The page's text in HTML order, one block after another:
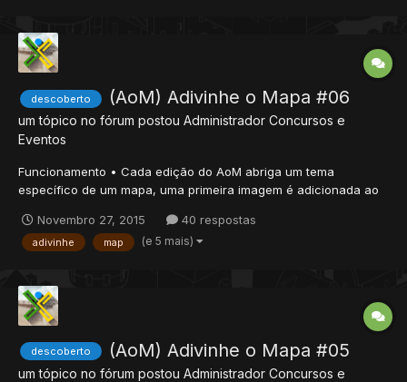
descoberto (AoM) Adivinhe o Mapa #06
um tópico no fórum postou Administrador Concursos e
Eventos
Funcionamento • Cada edição do AoM abriga um tema
específico de um mapa, uma primeira imagem é adicionada ao
Mapa; • As sugestões são, geralmente, palavras como: Depot,
Casa, Templo, Cachoeira. Dependendo da edição; • Se forem
Novembro 27, 2015 40 respostas
adivinhe map (e 5 mais)
descoberto (AoM) Adivinhe o Mapa #05
um tópico no fórum postou Administrador Concursos e